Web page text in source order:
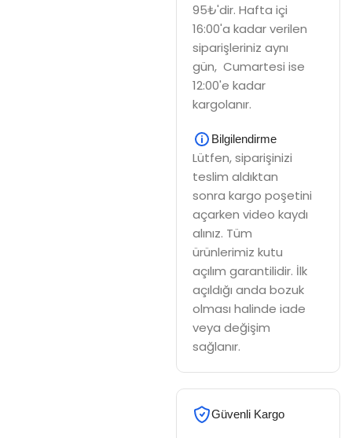
95₺'dir. Hafta içi
16:00'a kadar verilen
siparişleriniz aynı
gün, Cumartesi ise
12:00'e kadar
kargolanır.
Bilgilendirme
Lütfen, siparişinizi
teslim aldıktan
sonra kargo poşetini
açarken video kaydı
alınız. Tüm
ürünlerimiz kutu
açılım garantilidir. İlk
açıldığı anda bozuk
olması halinde iade
veya değişim
sağlanır.
Güvenli Kargo